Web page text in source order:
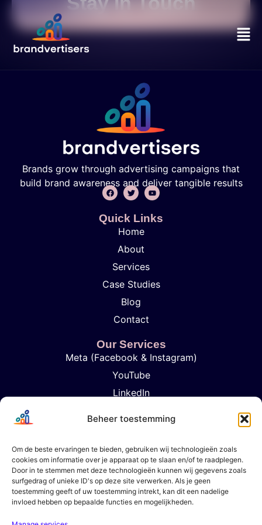
Beheer toestemming
Om de beste ervaringen te bieden, gebruiken wij technologieën zoals
cookies om informatie over je apparaat op te slaan en/of te raadplegen.
Door in te stemmen met deze technologieën kunnen wij gegevens zoals
surfgedrag of unieke ID's op deze site verwerken. Als je geen
toestemming geeft of uw toestemming intrekt, kan dit een nadelige
invloed hebben op bepaalde functies en mogelijkheden.
Brands grow through advertising campaigns that
build brand awareness and deliver tangible results
Quick Links
Home
About
Services
Case Studies
Blog
Contact
Our Services
Meta (Facebook & Instagram)
YouTube
LinkedIn
Influencer Marketing
Analytics & Rapportage
Strategic Content Planning
Get In Touch